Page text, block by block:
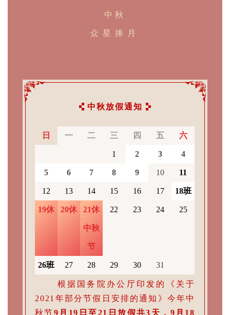
中秋
众星捧月
中秋放假通知
日 一 二 三 四 五 六
1 2 3 4
5 6 7 8 9 10 11
12 13 14 15 16 17 18班
19休 20休 21休
中秋
节
22 23 24 25
26班 27 28 29 30 31
根据国务院办公厅印发的《关于
2021年部分节假日安排的通知》今年中
秋节9月19日至21日放假共3天，9月18